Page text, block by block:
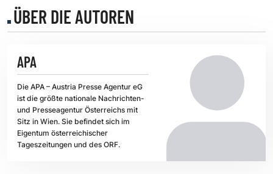
ÜBER DIE AUTOREN
APA
Die APA – Austria Presse Agentur eG
ist die größte nationale Nachrichten-
und Presseagentur Österreichs mit
Sitz in Wien. Sie befindet sich im
Eigentum österreichischer
Tageszeitungen und des ORF.